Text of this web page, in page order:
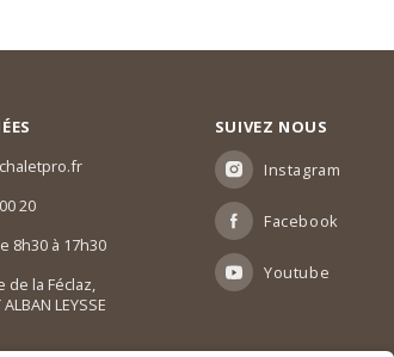
20
8h30 à 17h30
de la Féclaz,
LEYSSE
SUIVEZ NOUS
Instagram
Facebook
Youtube